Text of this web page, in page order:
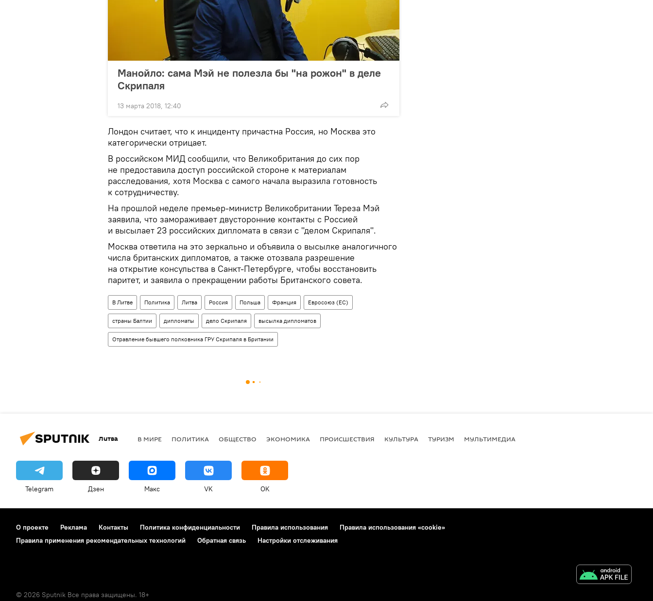
Манойло: сама Мэй не полезла бы "на рожон" в деле
Скрипаля
13 марта 2018, 12:40
Лондон считает, что к инциденту причастна Россия, но Москва это
категорически отрицает.
В российском МИД сообщили, что Великобритания до сих пор
не предоставила доступ российской стороне к материалам
расследования, хотя Москва с самого начала выразила готовность
к сотрудничеству.
На прошлой неделе премьер-министр Великобритании Тереза Мэй
заявила, что замораживает двусторонние контакты с Россией
и высылает 23 российских дипломата в связи с "делом Скрипаля".
Москва ответила на это зеркально и объявила о высылке аналогичного
числа британских дипломатов, а также отозвала разрешение
на открытие консульства в Санкт-Петербурге, чтобы восстановить
паритет, и заявила о прекращении работы Британского совета.
В Литве Политика Литва Россия Польша Франция Евросоюз (ЕС)
страны Балтии дипломаты дело Скрипаля высылка дипломатов
Отравление бывшего полковника ГРУ Скрипаля в Британии
Литва В МИРЕ ПОЛИТИКА ОБЩЕСТВО ЭКОНОМИКА ПРОИСШЕСТВИЯ КУЛЬТУРА ТУРИЗМ МУЛЬТИМЕДИА
Telegram Дзен Макс VK OK
О проекте Реклама Контакты Политика конфиденциальности Правила использования
Правила использования «cookie»
Правила применения рекомендательных технологий
Обратная связь Настройки отслеживания
© 2026 Sputnik Все права защищены. 18+